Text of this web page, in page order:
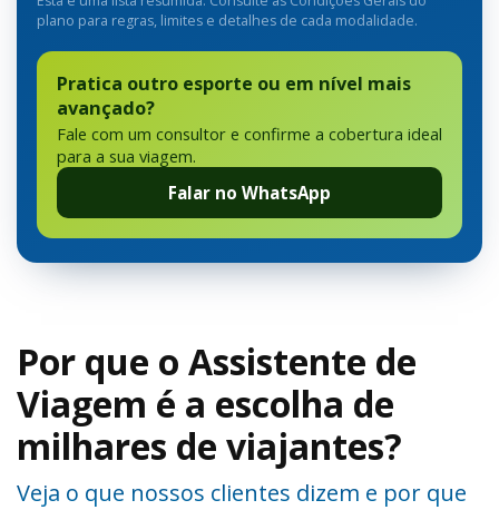
plano para regras, limites e detalhes de cada modalidade.
Pratica outro esporte ou em nível mais
avançado?
Fale com um consultor e confirme a cobertura ideal
para a sua viagem.
Falar no WhatsApp
Por que o Assistente de
Viagem é a escolha de
milhares de viajantes?
Veja o que nossos clientes dizem e por que